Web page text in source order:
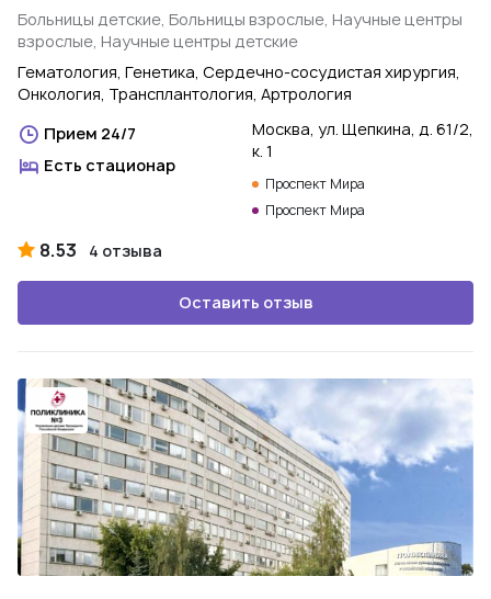
Больницы детские, Больницы взрослые, Научные центры
взрослые, Научные центры детские
Гематология, Генетика, Сердечно-сосудистая хирургия,
Онкология, Трансплантология, Артрология
Прием 24/7
Есть стационар
Москва, ул. Щепкина, д. 61/2,
к. 1
Проспект Мира
Проспект Мира
8.53 4 отзыва
Оставить отзыв